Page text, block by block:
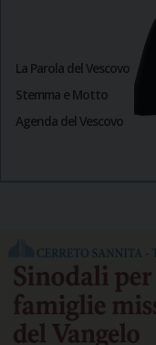
La Parola del Vescovo
Stemma e Motto
Agenda del Vescovo